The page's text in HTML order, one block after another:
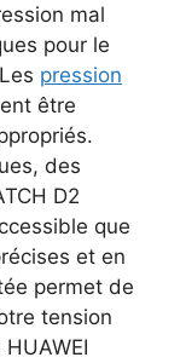
mal
pour le
pression
être
des
D2
que
et en
permet de
tension